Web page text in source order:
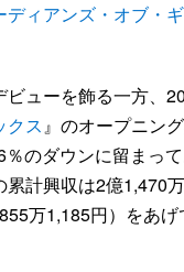
ディアンズ・オブ・
ューを飾る一方、
クス 』のオープニン
のダウンに留まっ
累計興収は2億1,470
万1,185円）をあげ